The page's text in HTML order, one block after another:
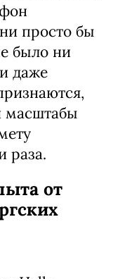
просто бы
было ни
даже
масштабы
раза.
от